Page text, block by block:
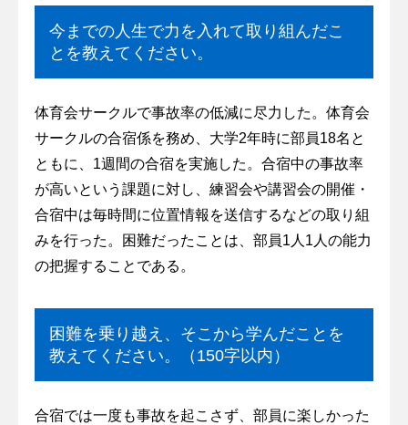
今までの人生で力を入れて取り組んだこ
とを教えてください。
体育会サークルで事故率の低減に尽力した。体育会
サークルの合宿係を務め、大学2年時に部員18名と
ともに、1週間の合宿を実施した。合宿中の事故率
が高いという課題に対し、練習会や講習会の開催・
合宿中は毎時間に位置情報を送信するなどの取り組
みを行った。困難だったことは、部員1人1人の能力
の把握することである。
困難を乗り越え、そこから学んだことを
教えてください。（150字以内）
合宿では一度も事故を起こさず、部員に楽しかった